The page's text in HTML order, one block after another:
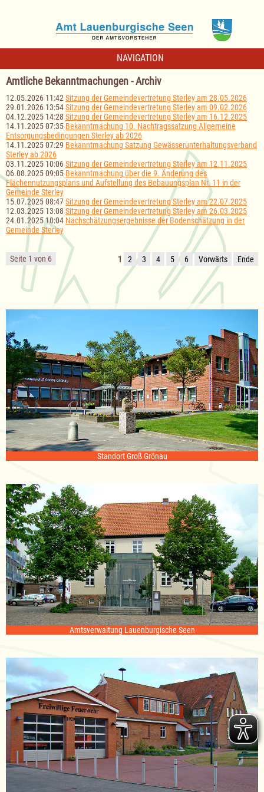
NAVIGATION
Amtliche Bekanntmachungen - Archiv
12.05.2026 11:42 Sitzung der Gemeindevertretung Sterley am 28.05.2026
29.01.2026 13:54Sitzung der Gemeindevertretung Sterley am 09.02.2026
04.12.2025 14:28 Sitzung der Gemeindevertretung Sterley am 16.12.2025
14.11.2025 07:35 Bekanntmachung 10. Nachtragssatzung Allgemeine
Entsorgungsbedingungen Sterley ab 2026
14.11.2025 07:29 Bekanntmachung Satzung Gewässerunterhaltungsverband
Sterley ab 2026
03.11.2025 10:06Sitzung der Gemeindevertretung Sterley am 12.11.2025
06.08.2025 09:05 Bekanntmachung über die 9. Änderung des
Flächennutzungsplans und Aufstellung des Bebauungsplan Nr. 11 in der
Gemeinde Sterley
15.07.2025 08:47Sitzung der Gemeindevertretung Sterley am 22.07.2025
12.03.2025 13:08 Sitzung der Gemeindevertretung Sterley am 26.03.2025
24.01.2025 10:04 Nachschätzungsergebnisse der Bodenschätzung in der
Gemeinde Sterley
Seite 1 von 6 1 2 3 4 5 6 Vorwärts Ende
Standort Groß Grönau
Amtsverwaltung Lauenburgische Seen